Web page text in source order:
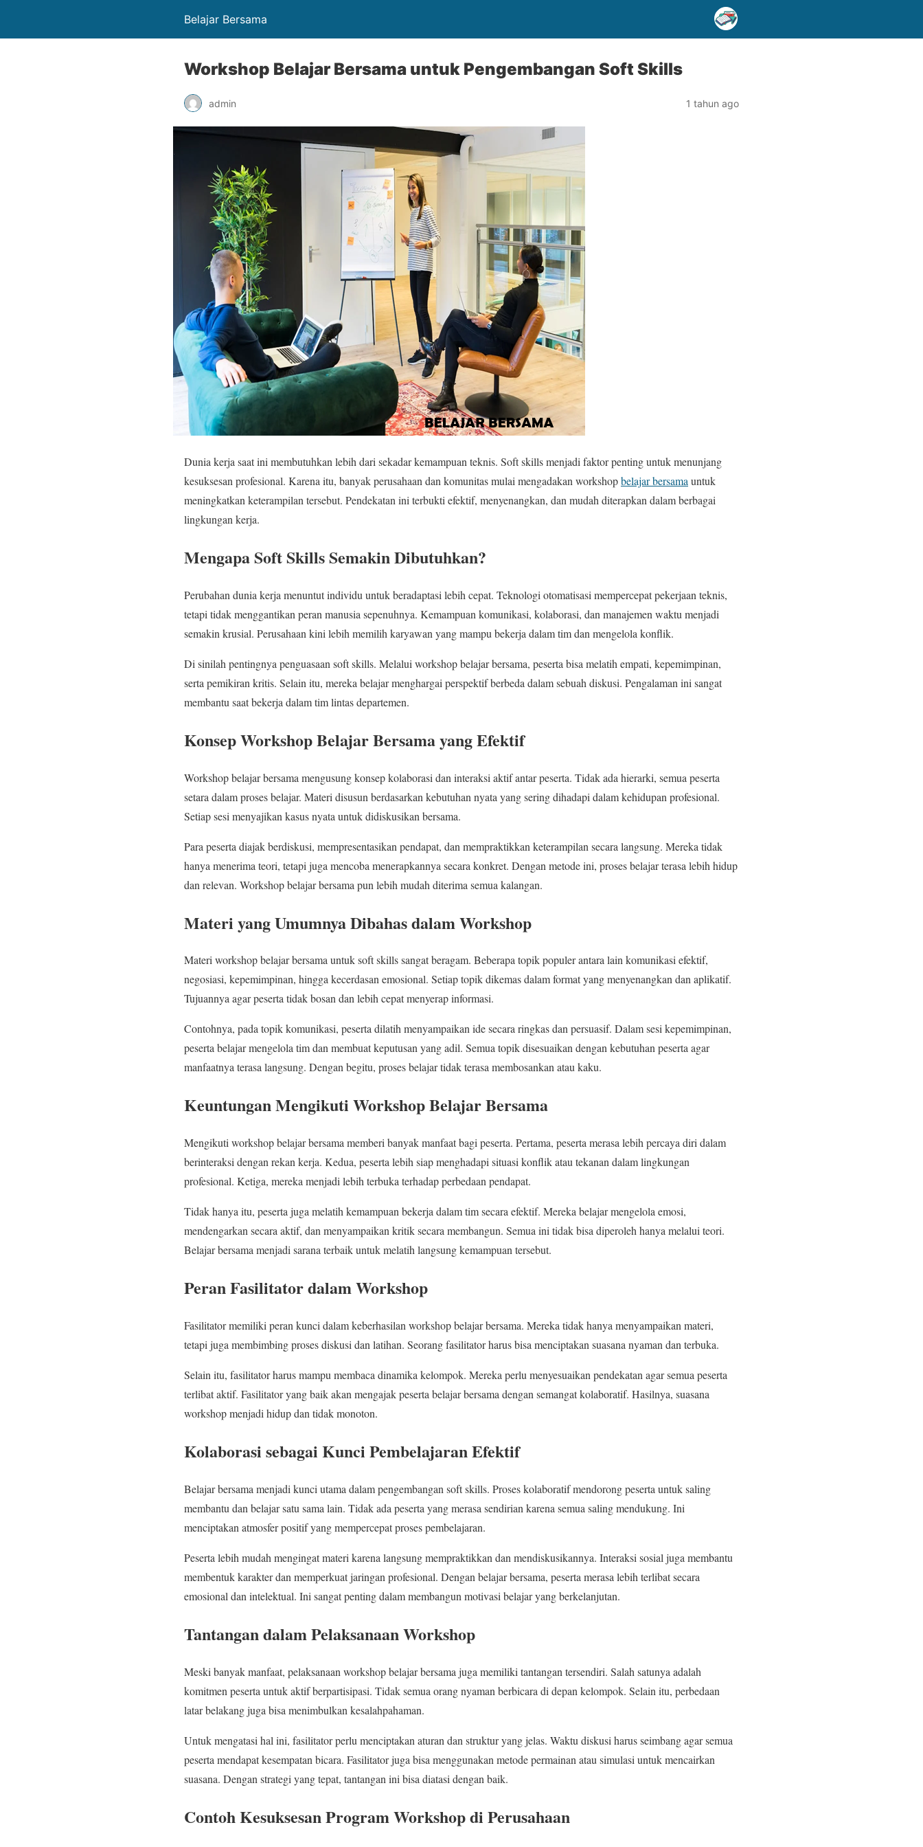
Belajar Bersama
Workshop Belajar Bersama untuk Pengembangan Soft Skills
admin 1 tahun ago
Dunia kerja saat ini membutuhkan lebih dari sekadar kemampuan teknis. Soft skills menjadi faktor penting untuk menunjang
kesuksesan profesional. Karena itu, banyak perusahaan dan komunitas mulai mengadakan workshopbelajar bersama untuk
meningkatkan keterampilan tersebut. Pendekatan ini terbukti efektif, menyenangkan, dan mudah diterapkan dalam berbagai
lingkungan kerja.
Mengapa Soft Skills Semakin Dibutuhkan?
Perubahan dunia kerja menuntut individu untuk beradaptasi lebih cepat. Teknologi otomatisasi mempercepat pekerjaan teknis,
tetapi tidak menggantikan peran manusia sepenuhnya. Kemampuan komunikasi, kolaborasi, dan manajemen waktu menjadi
semakin krusial. Perusahaan kini lebih memilih karyawan yang mampu bekerja dalam tim dan mengelola konflik.
Di sinilah pentingnya penguasaan soft skills. Melalui workshop belajar bersama, peserta bisa melatih empati, kepemimpinan,
serta pemikiran kritis. Selain itu, mereka belajar menghargai perspektif berbeda dalam sebuah diskusi. Pengalaman ini sangat
membantu saat bekerja dalam tim lintas departemen.
Konsep Workshop Belajar Bersama yang Efektif
Workshop belajar bersama mengusung konsep kolaborasi dan interaksi aktif antar peserta. Tidak ada hierarki, semua peserta
setara dalam proses belajar. Materi disusun berdasarkan kebutuhan nyata yang sering dihadapi dalam kehidupan profesional.
Setiap sesi menyajikan kasus nyata untuk didiskusikan bersama.
Para peserta diajak berdiskusi, mempresentasikan pendapat, dan mempraktikkan keterampilan secara langsung. Mereka tidak
hanya menerima teori, tetapi juga mencoba menerapkannya secara konkret. Dengan metode ini, proses belajar terasa lebih hidup
dan relevan. Workshop belajar bersama pun lebih mudah diterima semua kalangan.
Materi yang Umumnya Dibahas dalam Workshop
Materi workshop belajar bersama untuk soft skills sangat beragam. Beberapa topik populer antara lain komunikasi efektif,
negosiasi, kepemimpinan, hingga kecerdasan emosional. Setiap topik dikemas dalam format yang menyenangkan dan aplikatif.
Tujuannya agar peserta tidak bosan dan lebih cepat menyerap informasi.
Contohnya, pada topik komunikasi, peserta dilatih menyampaikan ide secara ringkas dan persuasif. Dalam sesi kepemimpinan,
peserta belajar mengelola tim dan membuat keputusan yang adil. Semua topik disesuaikan dengan kebutuhan peserta agar
manfaatnya terasa langsung. Dengan begitu, proses belajar tidak terasa membosankan atau kaku.
Keuntungan Mengikuti Workshop Belajar Bersama
Mengikuti workshop belajar bersama memberi banyak manfaat bagi peserta. Pertama, peserta merasa lebih percaya diri dalam
berinteraksi dengan rekan kerja. Kedua, peserta lebih siap menghadapi situasi konflik atau tekanan dalam lingkungan
profesional. Ketiga, mereka menjadi lebih terbuka terhadap perbedaan pendapat.
Tidak hanya itu, peserta juga melatih kemampuan bekerja dalam tim secara efektif. Mereka belajar mengelola emosi,
mendengarkan secara aktif, dan menyampaikan kritik secara membangun. Semua ini tidak bisa diperoleh hanya melalui teori.
Belajar bersama menjadi sarana terbaik untuk melatih langsung kemampuan tersebut.
Peran Fasilitator dalam Workshop
Fasilitator memiliki peran kunci dalam keberhasilan workshop belajar bersama. Mereka tidak hanya menyampaikan materi,
tetapi juga membimbing proses diskusi dan latihan. Seorang fasilitator harus bisa menciptakan suasana nyaman dan terbuka.
Selain itu, fasilitator harus mampu membaca dinamika kelompok. Mereka perlu menyesuaikan pendekatan agar semua peserta
terlibat aktif. Fasilitator yang baik akan mengajak peserta belajar bersama dengan semangat kolaboratif. Hasilnya, suasana
workshop menjadi hidup dan tidak monoton.
Kolaborasi sebagai Kunci Pembelajaran Efektif
Belajar bersama menjadi kunci utama dalam pengembangan soft skills. Proses kolaboratif mendorong peserta untuk saling
membantu dan belajar satu sama lain. Tidak ada peserta yang merasa sendirian karena semua saling mendukung. Ini
menciptakan atmosfer positif yang mempercepat proses pembelajaran.
Peserta lebih mudah mengingat materi karena langsung mempraktikkan dan mendiskusikannya. Interaksi sosial juga membantu
membentuk karakter dan memperkuat jaringan profesional. Dengan belajar bersama, peserta merasa lebih terlibat secara
emosional dan intelektual. Ini sangat penting dalam membangun motivasi belajar yang berkelanjutan.
Tantangan dalam Pelaksanaan Workshop
Meski banyak manfaat, pelaksanaan workshop belajar bersama juga memiliki tantangan tersendiri. Salah satunya adalah
komitmen peserta untuk aktif berpartisipasi. Tidak semua orang nyaman berbicara di depan kelompok. Selain itu, perbedaan
latar belakang juga bisa menimbulkan kesalahpahaman.
Untuk mengatasi hal ini, fasilitator perlu menciptakan aturan dan struktur yang jelas. Waktu diskusi harus seimbang agar semua
peserta mendapat kesempatan bicara. Fasilitator juga bisa menggunakan metode permainan atau simulasi untuk mencairkan
suasana. Dengan strategi yang tepat, tantangan ini bisa diatasi dengan baik.
Contoh Kesuksesan Program Workshop di Perusahaan